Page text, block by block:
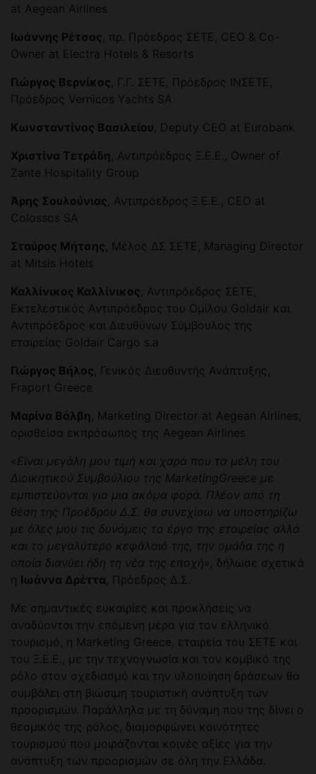
at Aegean Airlines
Ιωάννης Ρέτσος, πρ. Πρόεδρος ΣΕΤΕ, CEO & Co-
Owner at Electra Hotels & Resorts
Γιώργος Βερνίκος, Γ.Γ. ΣΕΤΕ, Πρόεδρος ΙΝΣΕΤΕ,
Πρόεδρος Vernicos Yachts SA
Κωνσταντίνος Βασιλείου, Deputy CEO at Eurobank
Χριστίνα Τετράδη, Αντιπρόεδρος Ξ.Ε.Ε., Owner of
Zante Hospitality Group
Άρης Σουλούνιας, Αντιπρόεδρος Ξ.Ε.Ε., CEO at
Colossos SA
Σταύρος Μήτσης, Μέλος ΔΣ ΣΕΤΕ, Managing Director
at Mitsis Hotels
Καλλίνικος Καλλίνικος, Αντιπρόεδρος ΣΕΤΕ,
Εκτελεστικός Αντιπρόεδρος του Ομίλου Goldair και
Αντιπρόεδρος και Διευθύνων Σύμβουλος της
εταιρείας Goldair Cargo s.a
Γιώργος Βήλος, Γενικός Διευθυντής Ανάπτυξης,
Fraport Greece
Μαρίνα Βάλβη, Marketing Director at Aegean Airlines,
ορισθείσα εκπρόσωπος της Aegean Airlines
«Είναι μεγάλη μου τιμή και χαρά που τα μέλη του
Διοικητικού Συμβούλιου της MarketingGreece με
εμπιστεύονται για μια ακόμα φορά. Πλέον από τη
θέση της Προέδρου Δ.Σ. θα συνεχίσω να υποστηρίζω
με όλες μου τις δυνάμεις το έργο της εταιρείας αλλά
και το μεγαλύτερο κεφάλαιό της, την ομάδα της η
οποία διανύει ήδη τη νέα της εποχή», δήλωσε σχετικά
η Ιωάννα Δρέττα, Πρόεδρος Δ.Σ.
Με σημαντικές ευκαιρίες και προκλήσεις να
αναδύονται την επόμενη μέρα για τον ελληνικό
τουρισμό, η Marketing Greece, εταιρεία του ΣΕΤΕ και
του Ξ.Ε.Ε., με την τεχνογνωσία και τον κομβικό της
ρόλο στον σχεδιασμό και την υλοποίηση δράσεων θα
συμβάλει στη βιώσιμη τουριστική ανάπτυξη των
προορισμών. Παράλληλα με τη δύναμη που της δίνει ο
θεσμικός της ρόλος, διαμορφώνει κοινότητες
τουρισμού που μοιράζονται κοινές αξίες για την
ανάπτυξη των προορισμών σε όλη την Ελλάδα.